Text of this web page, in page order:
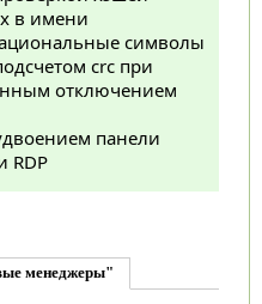
в имени
символы
crc при
отключением
панели
RDP
менеджеры"